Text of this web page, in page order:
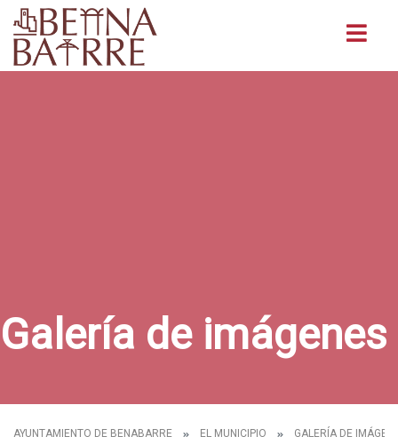
Galería de imágenes
AYUNTAMIENTO DE BENABARRE EL MUNICIPIO GALERÍA DE